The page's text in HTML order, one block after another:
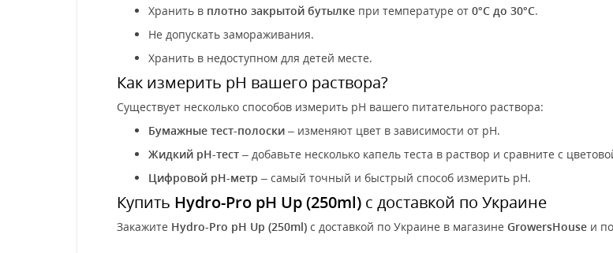
Хранить в плотно закрытой бутылке при температуре от 0°C до 30°C.
Не допускать замораживания.
Хранить в недоступном для детей месте.
Как измерить pH вашего раствора?
Существует несколько способов измерить pH вашего питательного раствора:
Бумажные тест-полоски – изменяют цвет в зависимости от pH.
Жидкий pH-тест – добавьте несколько капель теста в раствор и сравните с
Цифровой pH-метр – самый точный и быстрый способ измерить pH.
Купить Hydro-Pro pH Up (250ml) с доставкой по Украине
Закажите Hydro-Pro pH Up (250ml) с доставкой по Украине в магазине GrowersHouse и